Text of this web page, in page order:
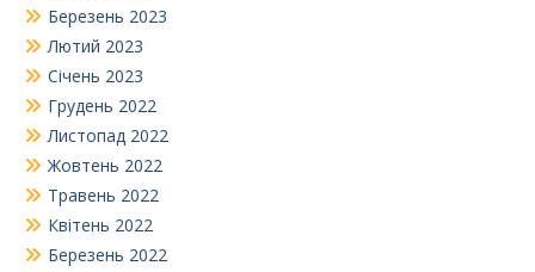
Березень 2023
Лютий 2023
Січень 2023
Грудень 2022
Листопад 2022
Жовтень 2022
Травень 2022
Квітень 2022
Березень 2022